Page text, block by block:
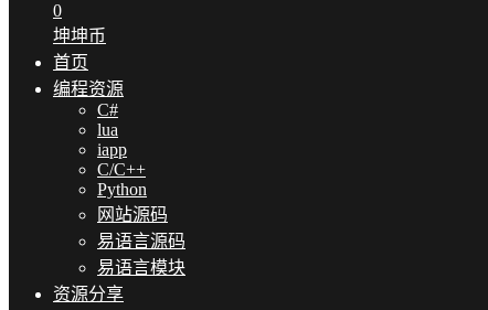
0
坤坤币
首页
编程资源
C#
lua
iapp
C/C++
Python
网站源码
易语言源码
易语言模块
资源分享